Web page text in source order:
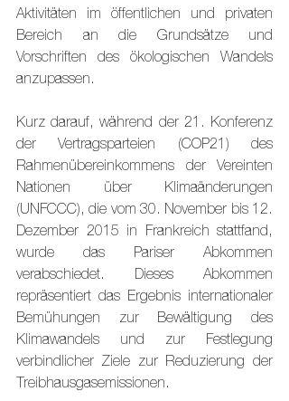
Aktivitäten im öffentlichen und privaten
Bereich an die Grundsätze und
Vorschriften des ökologischen Wandels
anzupassen.
Kurz darauf, während der 21. Konferenz
der Vertragsparteien (COP21) des
Rahmenübereinkommens der Vereinten
Nationen über Klimaänderungen
(UNFCCC), die vom 30. November bis 12.
Dezember 2015 in Frankreich stattfand,
wurde das Pariser Abkommen
verabschiedet. Dieses Abkommen
repräsentiert das Ergebnis internationaler
Bemühungen zur Bewältigung des
Klimawandels und zur Festlegung
verbindlicher Ziele zur Reduzierung der
Treibhausgasemissionen.